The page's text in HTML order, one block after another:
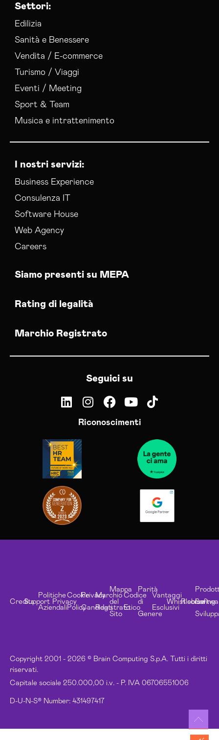
Settori:
Edilizia
Sanità e Benessere
Vendita / E-commerce
Turismo / Viaggi
Eventi / Meeting
Sport & Team
Musica e intrattenimento
I nostri servizi:
Business Experience
Consulenza IT
Software House
Web Agency
Careers
Siamo presenti su MEPA
Rating di legalità
Marchio Registrato
Seguici su
Riconoscimenti
Copyright 2001 - 2026 © Brain Computing S.p.A. Tutti i diritti
riservati.
Capitale sociale 250.000,00 i.v. - P. IVA 06706551006
D-U-N-S® Number: 431497417
CreditsSupport
Politiche
Aziendali
Privacy
Cookie
Policy
Privacy
Candidati
Marchio
Registrato
Mappa
del
Sito
Codice
Etico
Parità
di
Genere
Vantaggi
Esclusivi
Whistleblowing
Risorse